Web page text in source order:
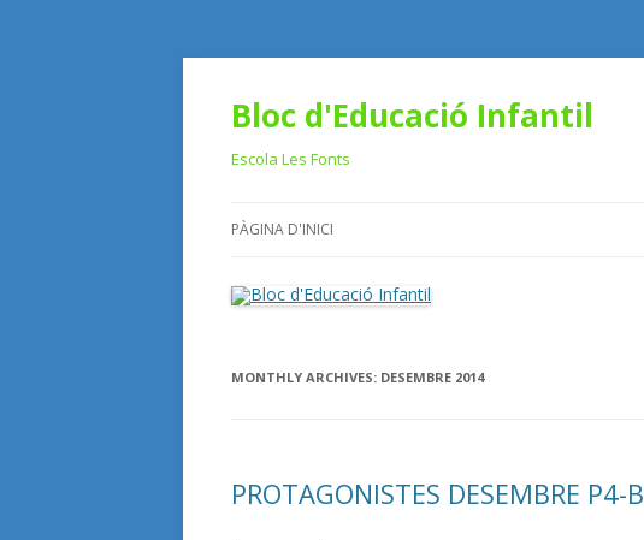
Bloc d'Educació Infantil
Escola Les Fonts
PÀGINA D'INICI
MONTHLY ARCHIVES: DESEMBRE 2014
PROTAGONISTES DESEMBRE P4-B